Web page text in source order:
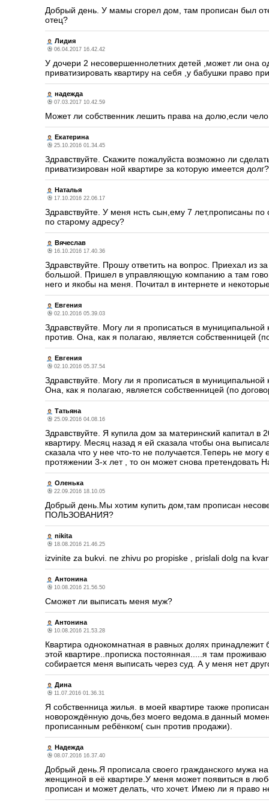
Добрый день. У мамы сгорел дом, там прописан был
отец?
Лидия
06.04.2017 16.42.42
У дочери 2 несовершеннолетних детей ,может ли она
приватизировать квартиру на себя ,у бабушки право
надежда
07.03.2017 10.42.59
Может ли собственник лешить права на долю,если
Екатерина
25.10.2016 01.34.45
Здравствуйте. Скажите пожалуйста возможно ли
приватизирован ной квартире за которую имеется долг?
Наталья
17.10.2016 22.06.17
Здравствуйте. У меня нсть сын,ему 7 лет,прописаны
по старому адресу?
Вячеслав
16.10.2016 17.40.36
Здравствуйте. Прошу ответить на вопрос. Приехал из
большой. Пришел в управляющую компанию а там
него и якобы на меня. Почитал в интернете и
Евгения
02.10.2016 05.39.03
Здравствуйте. Могу ли я прописаться в
против. Она, как я полагаю, является собственницей
Евгения
02.10.2016 05.37.54
Здравствуйте. Могу ли я прописаться в
Она, как я полагаю, является собственницей (по
Татьяна
25.09.2016 04.08.16
Здравствуйте. Я купила дом за материнский капитал
квартиру. Месяц назад я ей сказала чтобы она
сказала что у нее что-то не получается.Теперь не
протяжении 3-х лет , то он может снова претендовать
Оленька
22.09.2016 18.10.05
Добрый день.Мы хотим купить дом,там прописан
ПОЛЬЗОВАНИЯ?
nikita
18.08.2016 21.46.25
izvinite za bukvi. ne zhivu po propiske , prislali dolg na
Антонина
10.08.2016 21.56.50
Сможет ли выписать меня муж?
Антонина
10.08.2016 21.53.28
Квартира однокомнатная в равных долях
этой квартире..прописка постоянная.....я там
собирается меня выписать через суд. А у меня нет
Дина
11.07.2016 01.36.31
Я собственница жилья. в моей квартире также
новорождённую дочь,без моего ведома.в данный
прописанным ребёнком( сын против продажи).
Надежда
08.07.2016 16.37.40
Добрый день.Я прописала своего гражданского мужа
женщиной в её квартире.У меня может появиться в
прописан и может делать, что хочет. Имею ли я право